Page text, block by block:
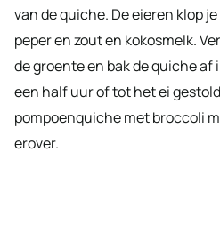
van de quiche. De eieren klop
peper en zout en kokosmelk.
de groente en bak de quiche af
een half uur of tot het ei
pompoenquiche met broccoli
erover.